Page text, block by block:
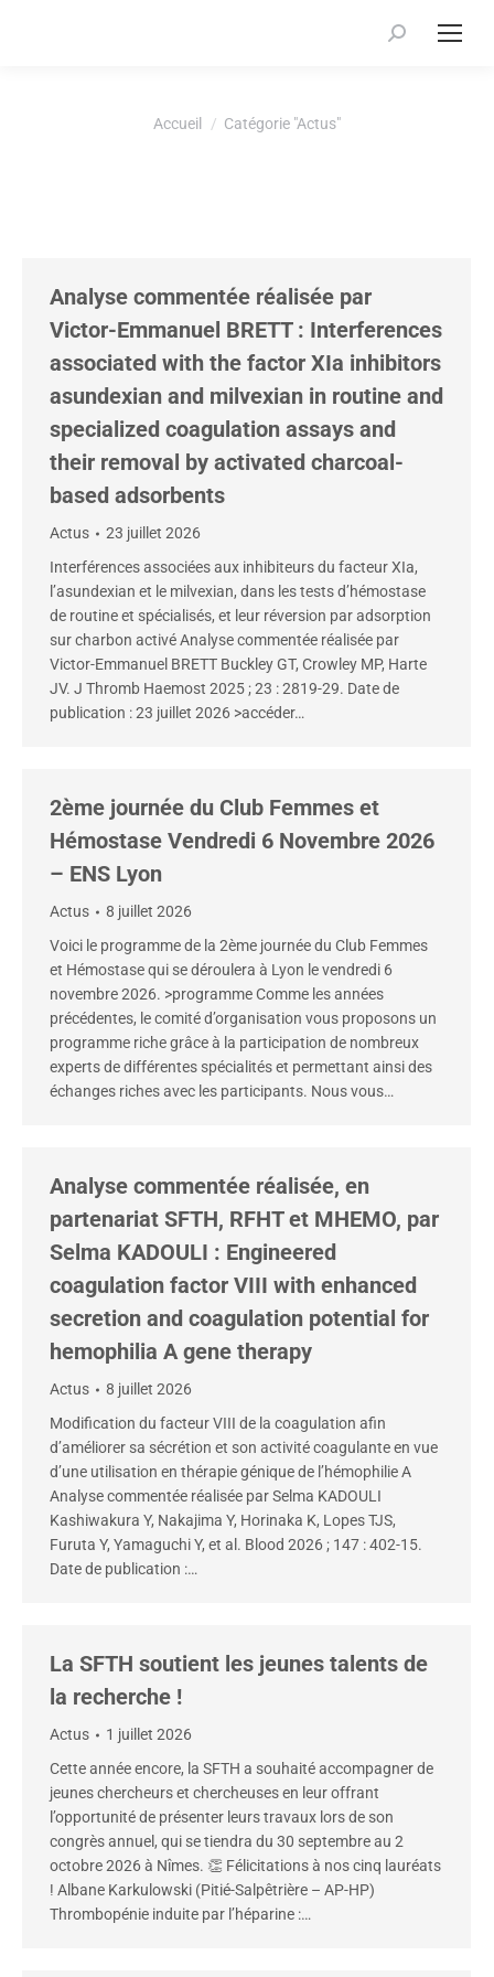
Recherche
Accueil Catégorie "Actus"
Analyse commentée réalisée par
Victor-Emmanuel BRETT : Interferences
associated with the factor XIa inhibitors
asundexian and milvexian in routine and
specialized coagulation assays and
their removal by activated charcoal-
based adsorbents
Actus
23 juillet 2026
Interférences associées aux inhibiteurs du facteur XIa,
l’asundexian et le milvexian, dans les tests d’hémostase
de routine et spécialisés, et leur réversion par adsorption
sur charbon activé Analyse commentée réalisée par
Victor-Emmanuel BRETT Buckley GT, Crowley MP, Harte
JV. J Thromb Haemost 2025 ; 23 : 2819-29. Date de
publication : 23 juillet 2026 >accéder…
2ème journée du Club Femmes et
Hémostase Vendredi 6 Novembre 2026
– ENS Lyon
Actus
8 juillet 2026
Voici le programme de la 2ème journée du Club Femmes
et Hémostase qui se déroulera à Lyon le vendredi 6
novembre 2026. >programme Comme les années
précédentes, le comité d’organisation vous proposons un
programme riche grâce à la participation de nombreux
experts de différentes spécialités et permettant ainsi des
échanges riches avec les participants. Nous vous…
Analyse commentée réalisée, en
partenariat SFTH, RFHT et MHEMO, par
Selma KADOULI : Engineered
coagulation factor VIII with enhanced
secretion and coagulation potential for
hemophilia A gene therapy
Actus
8 juillet 2026
Modification du facteur VIII de la coagulation afin
d’améliorer sa sécrétion et son activité coagulante en vue
d’une utilisation en thérapie génique de l’hémophilie A
Analyse commentée réalisée par Selma KADOULI
Kashiwakura Y, Nakajima Y, Horinaka K, Lopes TJS,
Furuta Y, Yamaguchi Y, et al. Blood 2026 ; 147 : 402-15.
Date de publication :…
La SFTH soutient les jeunes talents de
la recherche !
Actus
1 juillet 2026
Cette année encore, la SFTH a souhaité accompagner de
jeunes chercheurs et chercheuses en leur offrant
l’opportunité de présenter leurs travaux lors de son
congrès annuel, qui se tiendra du 30 septembre au 2
octobre 2026 à Nîmes. 👏 Félicitations à nos cinq lauréats
! Albane Karkulowski (Pitié-Salpêtrière – AP-HP)
Thrombopénie induite par l’héparine :…